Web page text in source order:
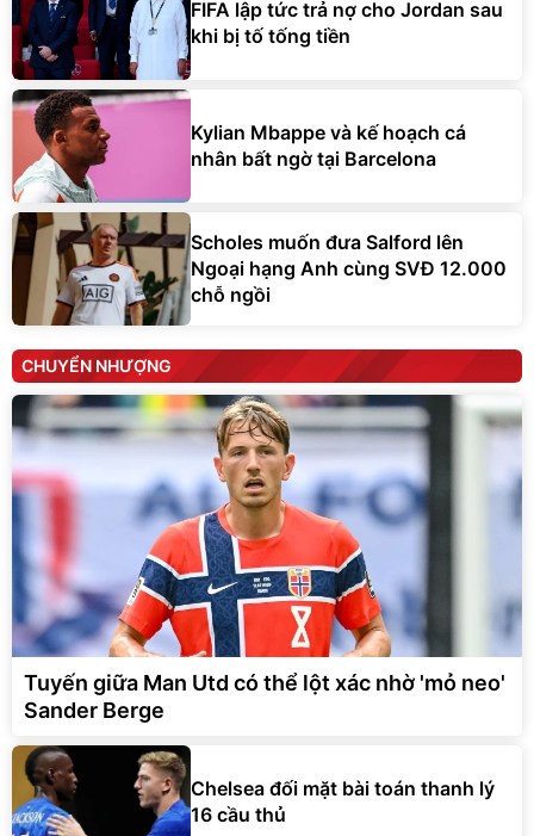
FIFA lập tức trả nợ cho Jordan sau
khi bị tố tống tiền
Kylian Mbappe và kế hoạch cá
nhân bất ngờ tại Barcelona
Scholes muốn đưa Salford lên
Ngoại hạng Anh cùng SVĐ 12.000
chỗ ngồi
CHUYỂN NHƯỢNG
Tuyến giữa Man Utd có thể lột xác nhờ 'mỏ neo'
Sander Berge
Chelsea đối mặt bài toán thanh lý
16 cầu thủ